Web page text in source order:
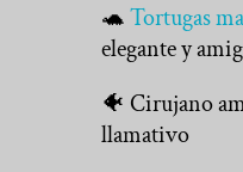
🐢Tortugas
elegante y
🐠 Cirujano
llamativo